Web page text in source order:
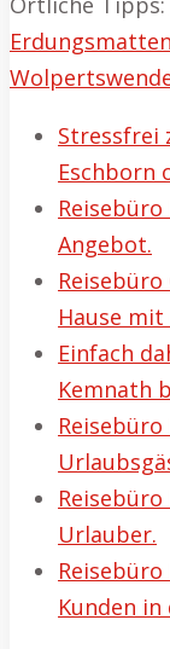
Stressfrei
Eschborn
Angebot.
Hause
Einfach
Kemnath
Urlauber.
Kunden